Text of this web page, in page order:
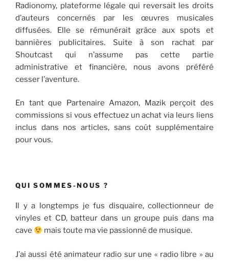
Radionomy, plateforme légale qui reversait les droits
d’auteurs concernés par les œuvres musicales
diffusées. Elle se rémunérait grâce aux spots et
bannières publicitaires. Suite à son rachat par
Shoutcast qui n’assume pas cette partie
administrative et financière, nous avons préféré
cesser l’aventure.
En tant que Partenaire Amazon, Mazik perçoit des
commissions si vous effectuez un achat via leurs liens
inclus dans nos articles, sans coût supplémentaire
pour vous.
QUI SOMMES-NOUS ?
Il y a longtemps je fus disquaire, collectionneur de
vinyles et CD, batteur dans un groupe puis dans ma
cave
mais toute ma vie passionné de musique.
J’ai aussi été animateur radio sur une « radio libre » au